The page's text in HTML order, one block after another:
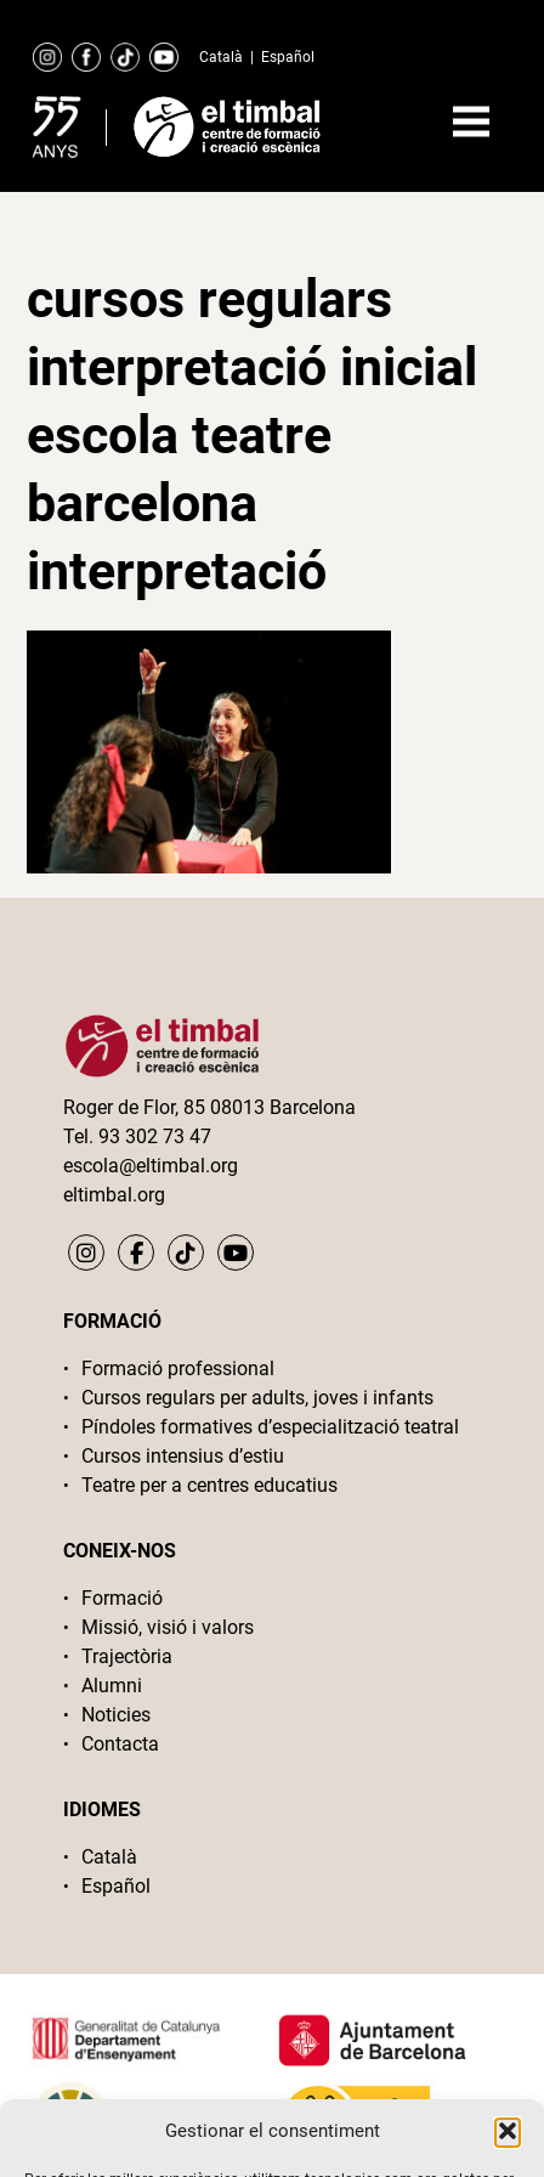
Gestionar el consentiment
content
Català Español
cursos regulars
interpretació inicial
escola teatre
barcelona
interpretació
Roger de Flor, 85 08013 Barcelona
Tel. 93 302 73 47
escola@eltimbal.org
eltimbal.org
FORMACIÓ
Formació professional
Cursos regulars per adults, joves i infants
Píndoles formatives d’especialització teatral
Cursos intensius d’estiu
Teatre per a centres educatius
CONEIX-NOS
Formació
Missió, visió i valors
Trajectòria
Alumni
Noticies
Contacta
IDIOMES
Català
Español